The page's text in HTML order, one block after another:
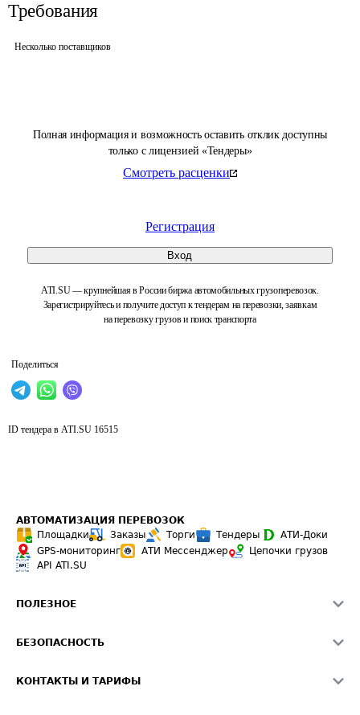
Полная информация и возможность оставить отклик доступны
только с лицензией «Тендеры»
Смотреть расценки
Регистрация
Вход
ATI.SU — крупнейшая в России биржа автомобильных грузоперевозок.
Зарегистрируйтесь и получите доступ к тендерам на перевозки, заявкам
на перевозку грузов и поиск транспорта
Поделиться
Требования
Несколько поставщиков
ID тендера в ATI.SU 16515
АВТОМАТИЗАЦИЯ ПЕРЕВОЗОК
Площадки
Заказы Торги Тендеры
АТИ-Доки
GPS-мониторинг
АТИ Мессенджер
Цепочки грузов
API ATI.SU
ПОЛЕЗНОЕ
Звезды ATI.SU на вашем сайте
БЕЗОПАСНОСТЬ
КОНТАКТЫ И ТАРИФЫ